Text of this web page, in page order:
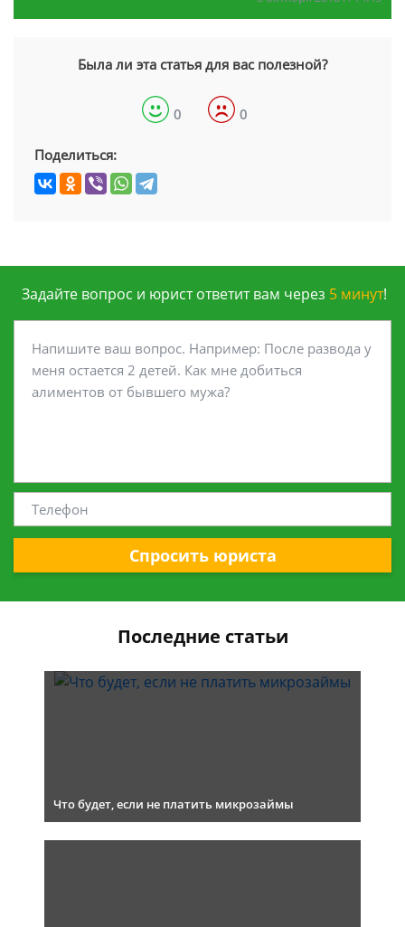
Была ли эта статья для вас полезной?
0 0
Поделиться:
Задайте вопрос и юрист ответит вам через 5 минут!
Спросить юриста
Последние статьи
Что будет, если не платить микрозаймы